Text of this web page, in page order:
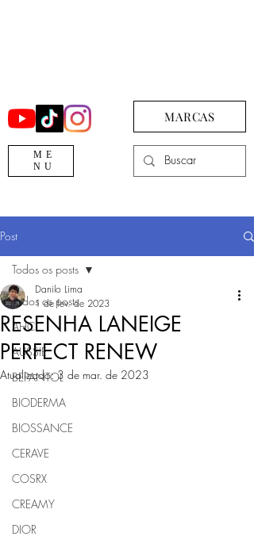
ME
NU
MARCAS
Post
Todos os posts
AHC
AUSSIE
BEPANTOL
BIODERMA
BIOSSANCE
CERAVE
COSRX
CREAMY
DIOR
Todos os posts
RESENHA LANEIGE
PERFECT RENEW
Danilo Lima
1 de fev. de 2023
Atualizado:3 de mar. de 2023